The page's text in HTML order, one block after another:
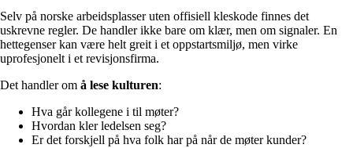
Selv på norske arbeidsplasser uten offisiell kleskode finnes det
uskrevne regler. De handler ikke bare om klær, men om signaler. En
hettegenser kan være helt greit i et oppstartsmiljø, men virke
uprofesjonelt i et revisjonsfirma.
Det handler om å lese kulturen:
Hva går kollegene i til møter?
Hvordan kler ledelsen seg?
Er det forskjell på hva folk har på når de møter kunder?